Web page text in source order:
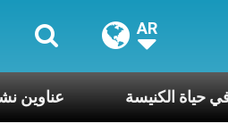
AR
هما النَّفَس في حياة الكنيسة